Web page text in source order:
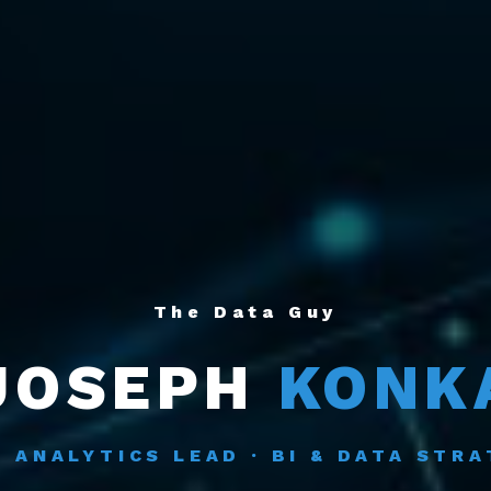
The Data Guy
ANALYTICS LEAD · BI & DATA